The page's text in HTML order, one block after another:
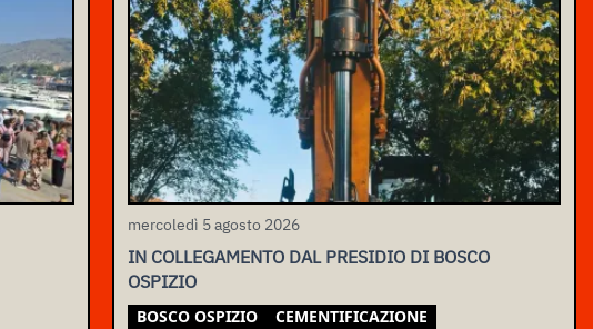
mercoledì 5 agosto 2026
IN COLLEGAMENTO DAL PRESIDIO DI BOSCO
OSPIZIO
BOSCO OSPIZIO
CEMENTIFICAZIONE